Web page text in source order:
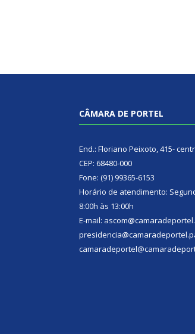
CÂMARA DE PORTEL
End.: Floriano Peixoto, 415-
CEP: 68480-000
Fone: (91) 99365-6153
Horário de atendimento:
8:00h às 13:00h
E-mail: